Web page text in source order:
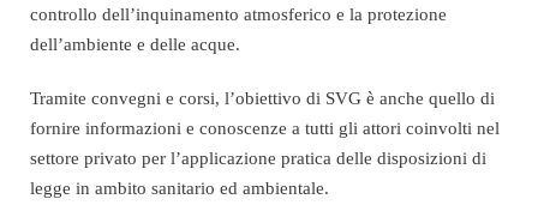
controllo dell’inquinamento atmosferico e la protezione
dell’ambiente e delle acque.
Tramite convegni e corsi, l’obiettivo di SVG è anche quello di
fornire informazioni e conoscenze a tutti gli attori coinvolti nel
settore privato per l’applicazione pratica delle disposizioni di
legge in ambito sanitario ed ambientale.